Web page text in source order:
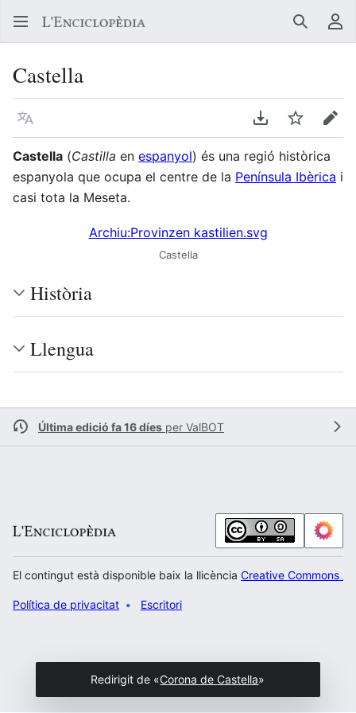
Buscar
Castella
Llegir en un atre idioma Descarregar en
Vigilar
Castella (Castilla en espanyol) és una regió històrica
espanyola que ocupa el centre de la Península Ibèrica i
casi tota la Meseta.
Archiu:Provinzen kastilien.svg
Castella
Història
Llengua
Última edició fa 16 díes per ValBOT
El contingut està disponible baix la llicència Creative Commons
Política de privacitat Escritori
Redirigit de «Corona de Castella»